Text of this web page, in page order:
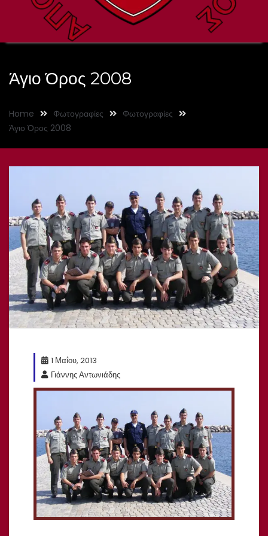
Άγιο Όρος 2008
Home Φωτογραφίες
Φωτογραφίες
Άγιο Όρος 2008
1 Μαΐου, 2013
Γιάννης Αντωνιάδης